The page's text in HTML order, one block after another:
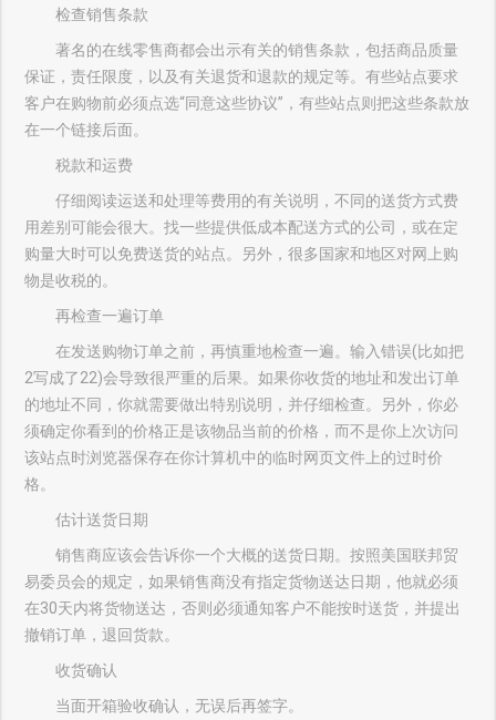
检查销售条款
著名的在线零售商都会出示有关的销售条款，包括商品质量
保证，责任限度，以及有关退货和退款的规定等。有些站点要求
客户在购物前必须点选“同意这些协议”，有些站点则把这些条款放
在一个链接后面。
税款和运费
仔细阅读运送和处理等费用的有关说明，不同的送货方式费
用差别可能会很大。找一些提供低成本配送方式的公司，或在定
购量大时可以免费送货的站点。另外，很多国家和地区对网上购
物是收税的。
再检查一遍订单
在发送购物订单之前，再慎重地检查一遍。输入错误(比如把
2写成了22)会导致很严重的后果。如果你收货的地址和发出订单
的地址不同，你就需要做出特别说明，并仔细检查。另外，你必
须确定你看到的价格正是该物品当前的价格，而不是你上次访问
该站点时浏览器保存在你计算机中的临时网页文件上的过时价
格。
估计送货日期
销售商应该会告诉你一个大概的送货日期。按照美国联邦贸
易委员会的规定，如果销售商没有指定货物送达日期，他就必须
在30天内将货物送达，否则必须通知客户不能按时送货，并提出
撤销订单，退回货款。
收货确认
当面开箱验收确认，无误后再签字。